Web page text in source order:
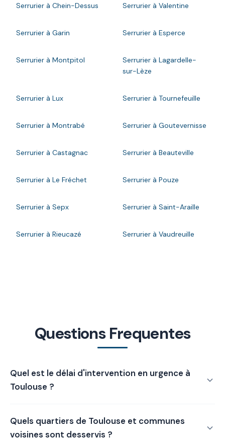
Serrurier à Chein-Dessus Serrurier à Valentine
Serrurier à Garin Serrurier à Esperce
Serrurier à Montpitol
Serrurier à Lagardelle-
sur-Lèze
Serrurier à Lux Serrurier à Tournefeuille
Serrurier à Montrabé Serrurier à Goutevernisse
Serrurier à Castagnac Serrurier à Beauteville
Serrurier à Le Fréchet Serrurier à Pouze
Serrurier à Sepx Serrurier à Saint-Araille
Serrurier à Rieucazé Serrurier à Vaudreuille
Questions Frequentes
Quel est le délai d'intervention en urgence à
Toulouse ?
arrivons en général en 30 à 40 minutes sur Toulouse pour
une urgence, équipés pour l’ouverture non destructive
Quels quartiers de Toulouse et communes
voisines sont desservis ?